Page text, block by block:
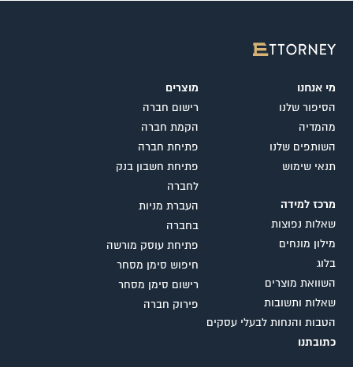
מי אנחנו
הסיפור שלנו
מהמדיה
השותפים שלנו
תנאי שימוש
מרכז למידה
שאלות נפוצות
מילון מונחים
בלוג
השוואת מוצרים
שאלות ותשובות
הטבות והנחות לבעלי עסקים
כתובתנו
מוצרים
רישום חברה
הקמת חברה
פתיחת חברה
פתיחת חשבון בנק
לחברה
העברת מניות
בחברה
פתיחת עוסק מורשה
חיפוש סימן מסחר
רישום סימן מסחר
פירוק חברה